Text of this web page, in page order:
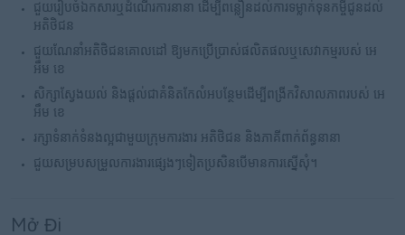
ជួយរៀបចំឯកសារឬដំណើរការនានា ដើម្បីពន្លឿនដល់ការទម្លាក់ទុនកម្ចីជូនដល់
អតិថិជន
ជួយណែនាំអតិថិជនគោលដៅ ឱ្យមកប្រើប្រាស់ផលិតផលឬសេវាកម្មរបស់ អេ
អឹម ខេ
សិក្សាស្វែងយល់ និងផ្ដល់ជាគំនិតកែលំអបន្ថែមដើម្បីពង្រីកវិសាលភាពរបស់ អេ
អឹម ខេ
រក្សាទំនាក់ទំនងល្អជាមួយក្រុមការងារ អតិថិជន និងភាគីពាក់ព័ន្ធនានា
ជួយសម្របសម្រួលការងារផ្សេងៗទៀតប្រសិនបើមានការស្នើសុំ។
Mở Đi